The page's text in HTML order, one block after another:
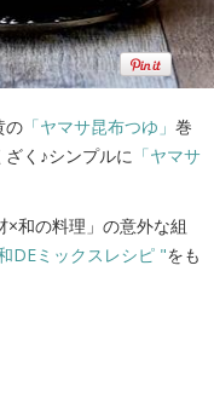
の 「ヤマサ昆布つゆ」 巻
く♪シンプルに 「ヤマサ
和の料理」の意外な組
DEミックスレシピ "をも